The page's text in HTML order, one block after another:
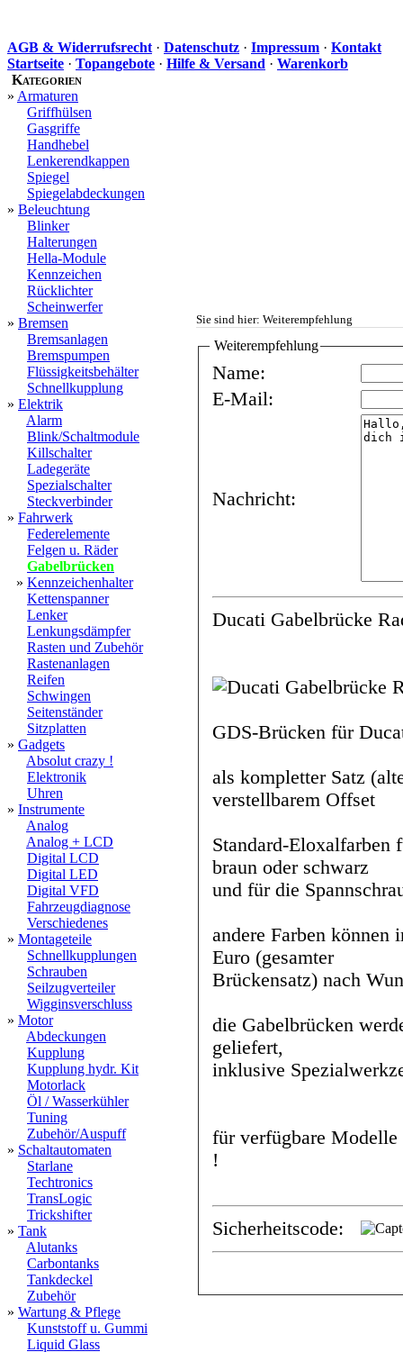
AGB & Widerrufsrecht · Datenschutz · Impressum · Kontakt
Startseite · Topangebote · Hilfe & Versand · Warenkorb
Kategorien
» Armaturen
Griffhülsen
Gasgriffe
Handhebel
Lenkerendkappen
Spiegel
Spiegelabdeckungen
» Beleuchtung
Blinker
Halterungen
Hella-Module
Kennzeichen
Rücklichter
Scheinwerfer
» Bremsen
Bremsanlagen
Bremspumpen
Flüssigkeitsbehälter
Schnellkupplung
» Elektrik
Alarm
Blink/Schaltmodule
Killschalter
Ladegeräte
Spezialschalter
Steckverbinder
» Fahrwerk
Federelemente
Felgen u. Räder
Gabelbrücken
» Kennzeichenhalter
Kettenspanner
Lenker
Lenkungsdämpfer
Rasten und Zubehör
Rastenanlagen
Reifen
Schwingen
Seitenständer
Sitzplatten
» Gadgets
Absolut crazy !
Elektronik
Uhren
» Instrumente
Analog
Analog + LCD
Digital LCD
Digital LED
Digital VFD
Fahrzeugdiagnose
Verschiedenes
» Montageteile
Schnellkupplungen
Schrauben
Seilzugverteiler
Wigginsverschluss
» Motor
Abdeckungen
Kupplung
Kupplung hydr. Kit
Motorlack
Öl / Wasserkühler
Tuning
Zubehör/Auspuff
» Schaltautomaten
Starlane
Techtronics
TransLogic
Trickshifter
» Tank
Alutanks
Carbontanks
Tankdeckel
Zubehör
» Wartung & Pflege
Kunststoff u. Gummi
Liquid Glass
Sie sind hier: Weiterempfehlung
Weiterempfehlung
Name:
E-Mail:
Nachricht:
Ducati Gabelbrücke
GDS-Brücken für
als kompletter Satz
verstellbarem Offset
Standard-Eloxalfarben
braun oder schwarz
und für die
andere Farben können
Euro (gesamter
Brückensatz) nach
die Gabelbrücken
geliefert,
inklusive
für verfügbare
!
Sicherheitscode: